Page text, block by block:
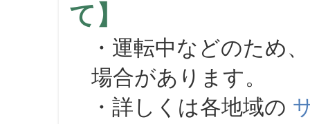
て】
・運転中などのため
場合があります。
・詳しくは各地域の